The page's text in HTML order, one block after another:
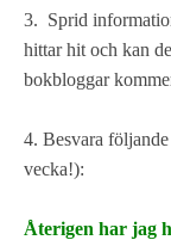
3. Sprid
hittar hit och kan
bokbloggar
4. Besvara
vecka!):
Återigen har jag